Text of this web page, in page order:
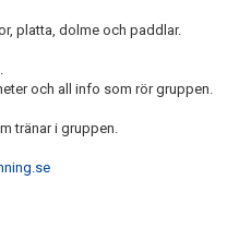
platta, dolme och paddlar.
och all info som rör gruppen.
tränar i gruppen.